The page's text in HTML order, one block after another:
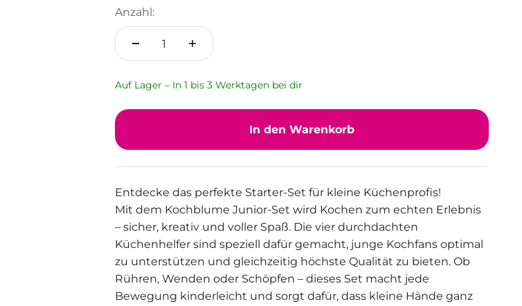
Anzahl:
Auf Lager – In 1 bis 3 Werktagen bei dir
In den Warenkorb
Entdecke das perfekte Starter-Set für kleine Küchenprofis!
Mit dem Kochblume Junior-Set wird Kochen zum echten Erlebnis
– sicher, kreativ und voller Spaß. Die vier durchdachten
Küchenhelfer sind speziell dafür gemacht, junge Kochfans optimal
zu unterstützen und gleichzeitig höchste Qualität zu bieten. Ob
Rühren, Wenden oder Schöpfen – dieses Set macht jede
Bewegung kinderleicht und sorgt dafür, dass kleine Hände ganz